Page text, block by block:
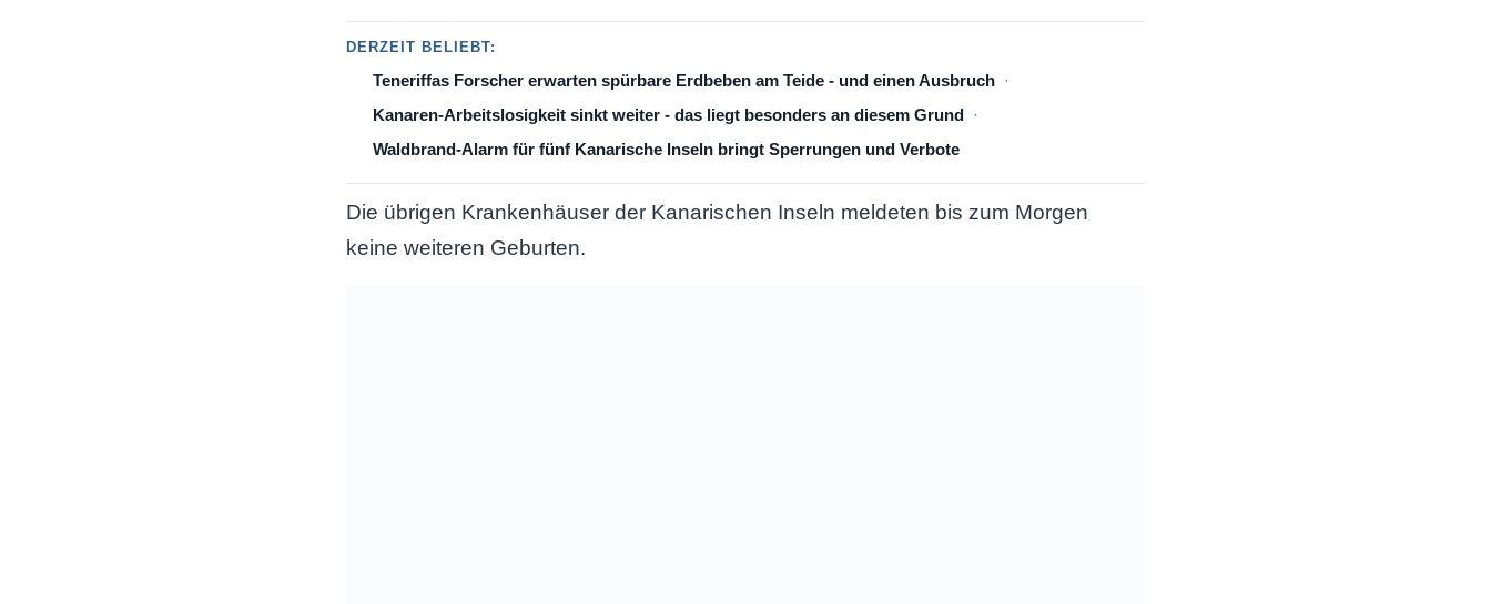
DERZEIT BELIEBT:
Teneriffas Forscher erwarten spürbare Erdbeben am Teide - und einen Ausbruch
Kanaren-Arbeitslosigkeit sinkt weiter - das liegt besonders an diesem Grund
Waldbrand-Alarm für fünf Kanarische Inseln bringt Sperrungen und Verbote
Die übrigen Krankenhäuser der Kanarischen Inseln meldeten bis zum Morgen
keine weiteren Geburten.